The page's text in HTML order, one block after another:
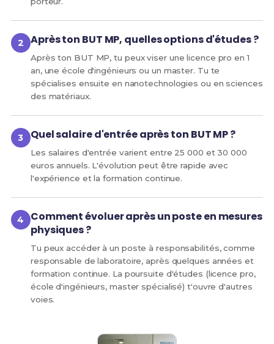
Après ton BUT MP, quelles options d'études ?
Après ton BUT MP, tu peux viser une licence pro en 1
an, une école d'ingénieurs ou un master. Tu te
spécialises ensuite en nanotechnologies ou en sciences
des matériaux.
Quel salaire d'entrée après ton BUT MP ?
Les salaires d'entrée varient entre 25 000 et 30 000
euros annuels. L'évolution peut être rapide avec
l'expérience et la formation continue.
Comment évoluer après un poste en mesures
physiques ?
Tu peux accéder à un poste à responsabilités, comme
responsable de laboratoire, après quelques années et
formation continue. La poursuite d'études (licence pro,
école d'ingénieurs, master spécialisé) t'ouvre d'autres
voies.